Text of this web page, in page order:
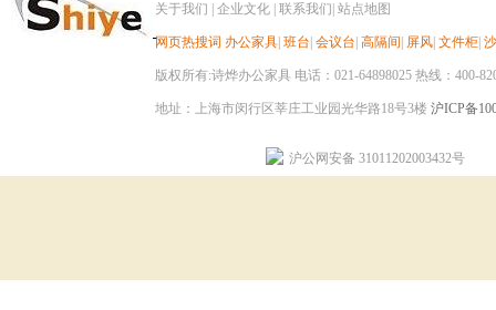
关于我们 企业文化 联系我们 站点地图
网页热搜词 办公家具 班台 会议台 高隔间 屏风 文件柜
版权所有:诗烨办公家具 电话：021-64898025 热线：400-
地址：上海市闵行区莘庄工业园光华路18号3楼 沪ICP备
沪公网安备 31011202003432号